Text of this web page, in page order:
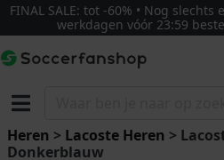
FINAL SALE: tot -60% • Nog
werkdagen vóór 23:59
Heren > Lacoste Heren >
Donkerblauw